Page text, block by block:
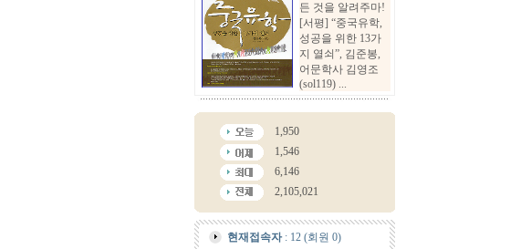
든 것을 알려주마!
[서평] “중국유학,
성공을 위한 13가
지 열쇠”, 김준봉,
어문학사 김영조
(sol119) ...
1,950
1,546
6,146
2,105,021
현재접속자: 12 (회원 0)